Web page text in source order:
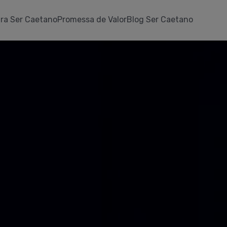
Ser CaetanoPromessa de ValorBlog Ser Caetano